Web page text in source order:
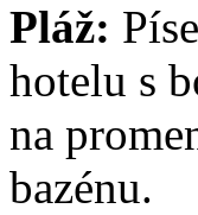
Pláž:
hotelu s
na
bazénu.